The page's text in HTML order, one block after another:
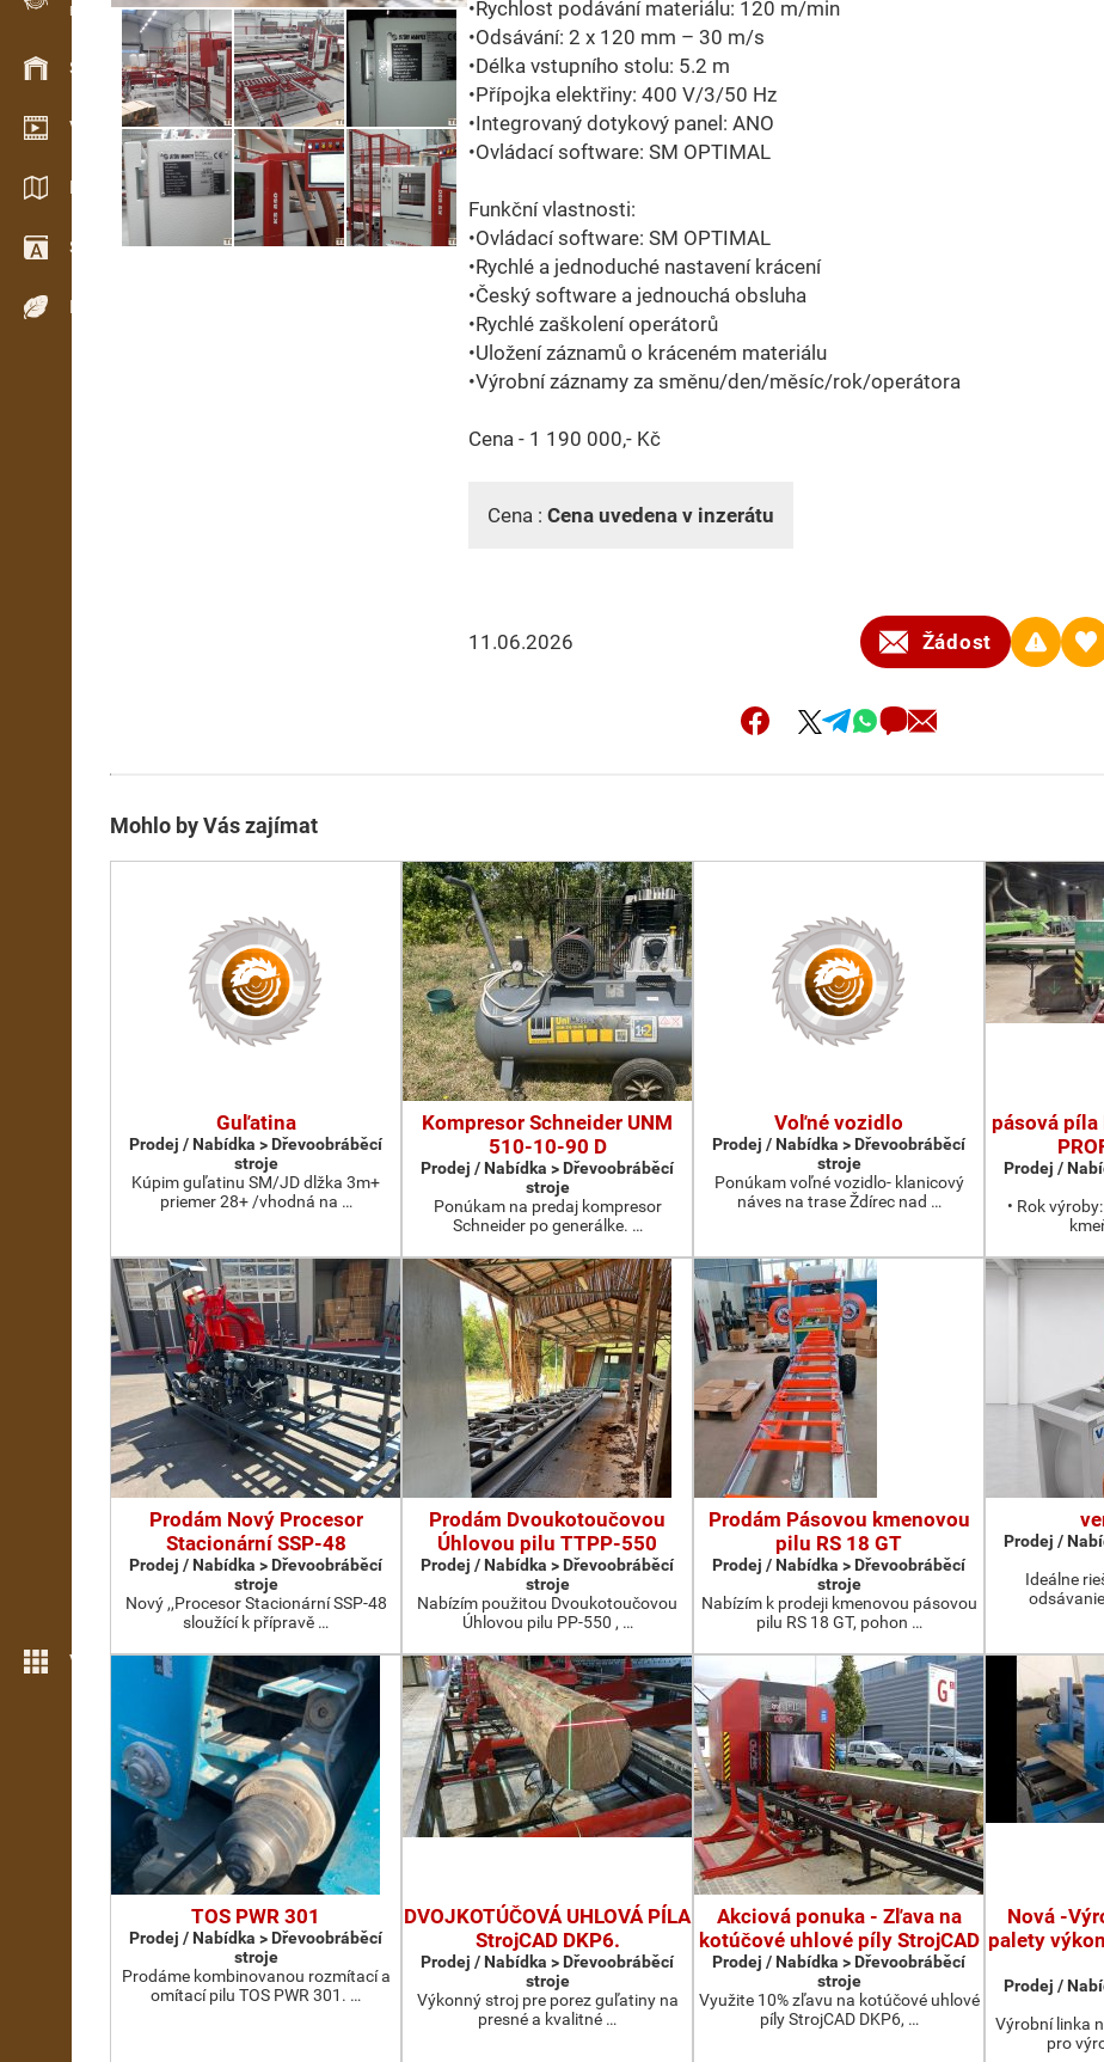
Evidence dřeva v terénu
Skladové hospodářství
Video showroom
Katalogy / Brožury
Slovník
Dřeviny
Více možností
•Rychlost podávání materiálu: 120 m/min
•Odsávání: 2 x 120 mm – 30 m/s
•Délka vstupního stolu: 5.2 m
•Přípojka elektřiny: 400 V/3/50 Hz
•Integrovaný dotykový panel: ANO
•Ovládací software: SM OPTIMAL
Funkční vlastnosti:
•Ovládací software: SM OPTIMAL
•Rychlé a jednoduché nastavení krácení
•Český software a jednouchá obsluha
•Rychlé zaškolení operátorů
•Uložení záznamů o kráceném materiálu
•Výrobní záznamy za směnu/den/měsíc/rok/operátora
Cena - 1 190 000,- Kč
Cena : Cena uvedena v inzerátu
11.06.2026 Žádost
Mohlo by Vás zajímat
Guľatina
Prodej / Nabídka > Dřevoobráběcí
stroje
Kúpim guľatinu SM/JD dlžka 3m+
priemer 28+ /vhodná na …
Kompresor Schneider UNM
510-10-90 D
Prodej / Nabídka > Dřevoobráběcí
stroje
Ponúkam na predaj kompresor
Schneider po generálke. …
Voľné vozidlo
Prodej / Nabídka > Dřevoobráběcí
stroje
Ponúkam voľné vozidlo- klanicový
náves na trase Ždírec nad …
pásová píla
Prodej /
• Rok
Prodám Nový Procesor
Stacionární SSP-48
Prodej / Nabídka > Dřevoobráběcí
stroje
Nový ,,Procesor Stacionární SSP-48
sloužící k přípravě …
Prodám Dvoukotoučovou
Úhlovou pilu TTPP-550
Prodej / Nabídka > Dřevoobráběcí
stroje
Nabízím použitou Dvoukotoučovou
Úhlovou pilu PP-550 , …
Prodám Pásovou kmenovou
pilu RS 18 GT
Prodej / Nabídka > Dřevoobráběcí
stroje
Nabízím k prodeji kmenovou pásovou
pilu RS 18 GT, pohon …
Prodej /
Ideálne
TOS PWR 301
Prodej / Nabídka > Dřevoobráběcí
stroje
Prodáme kombinovanou rozmítací a
omítací pilu TOS PWR 301. …
DVOJKOTÚČOVÁ UHLOVÁ PÍLA
StrojCAD DKP6.
Prodej / Nabídka > Dřevoobráběcí
stroje
Výkonný stroj pre porez guľatiny na
presné a kvalitné …
Akciová ponuka - Zľava na
kotúčové uhlové píly StrojCAD
Prodej / Nabídka > Dřevoobráběcí
stroje
Využite 10% zľavu na kotúčové uhlové
píly StrojCAD DKP6, …
Nová -
palety
Prodej /
Výrobní linka
pro